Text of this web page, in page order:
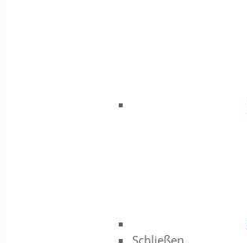
Schließen